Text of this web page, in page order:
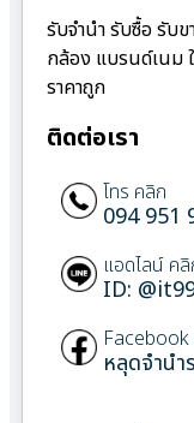
รับจำนำ รับซื้อ รับ
กล้อง แบรนด์เนม
ราคาถูก
ติดต่อเรา
โทร คลิก
094 951
แอดไลน์ ค
ID:
Facebook
หลุดจำนำ